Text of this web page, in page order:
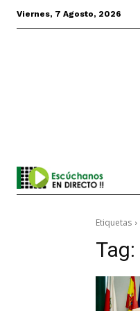
Viernes, 7 Agosto, 2026
Etiquetas
Tag: